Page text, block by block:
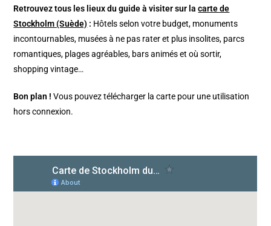
Retrouvez tous les lieux du guide à visiter sur lacarte de
Stockholm (Suède) : Hôtels selon votre budget, monuments
incontournables, musées à ne pas rater et plus insolites, parcs
romantiques, plages agréables, bars animés et où sortir,
shopping vintage…
Bon plan ! Vous pouvez télécharger la carte pour une utilisation
hors connexion.